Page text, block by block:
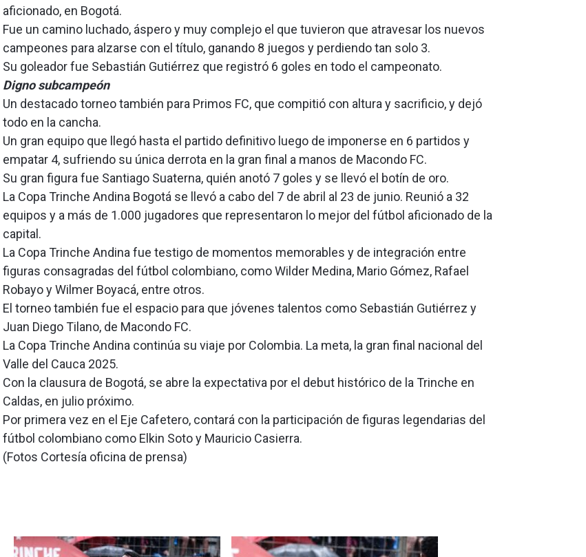
aficionado, en Bogotá.
Fue un camino luchado, áspero y muy complejo el que tuvieron que atravesar los nuevos
campeones para alzarse con el título, ganando 8 juegos y perdiendo tan solo 3.
Su goleador fue Sebastián Gutiérrez que registró 6 goles en todo el campeonato.
Digno subcampeón
Un destacado torneo también para Primos FC, que compitió con altura y sacrificio, y dejó
todo en la cancha.
Un gran equipo que llegó hasta el partido definitivo luego de imponerse en 6 partidos y
empatar 4, sufriendo su única derrota en la gran final a manos de Macondo FC.
Su gran figura fue Santiago Suaterna, quién anotó 7 goles y se llevó el botín de oro.
La Copa Trinche Andina Bogotá se llevó a cabo del 7 de abril al 23 de junio. Reunió a 32
equipos y a más de 1.000 jugadores que representaron lo mejor del fútbol aficionado de la
capital.
La Copa Trinche Andina fue testigo de momentos memorables y de integración entre
figuras consagradas del fútbol colombiano, como Wilder Medina, Mario Gómez, Rafael
Robayo y Wilmer Boyacá, entre otros.
El torneo también fue el espacio para que jóvenes talentos como Sebastián Gutiérrez y
Juan Diego Tilano, de Macondo FC.
La Copa Trinche Andina continúa su viaje por Colombia. La meta, la gran final nacional del
Valle del Cauca 2025.
Con la clausura de Bogotá, se abre la expectativa por el debut histórico de la Trinche en
Caldas, en julio próximo.
Por primera vez en el Eje Cafetero, contará con la participación de figuras legendarias del
fútbol colombiano como Elkin Soto y Mauricio Casierra.
(Fotos Cortesía oficina de prensa)